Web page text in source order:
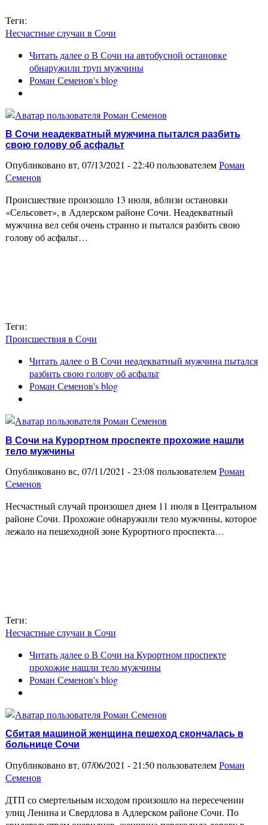
Теги:
Несчастные случаи в Сочи
Читать далеео В Сочи на автобусной остановке
обнаружили труп мужчины
Роман Семенов's blog
В Сочи неадекватный мужчина пытался разбить
свою голову об асфальт
Опубликовано вт, 07/13/2021 - 22:40 пользователемРоман
Семенов
Происшествие произошло 13 июля, вблизи остановки
«Сельсовет», в Адлерском районе Сочи. Неадекватный
мужчина вел себя очень странно и пытался разбить свою
голову об асфальт…
Теги:
Происшествия в Сочи
Читать далеео В Сочи неадекватный мужчина пытался
разбить свою голову об асфальт
Роман Семенов's blog
В Сочи на Курортном проспекте прохожие нашли
тело мужчины
Опубликовано вс, 07/11/2021 - 23:08 пользователемРоман
Семенов
Несчастный случай произошел днем 11 июля в Центральном
районе Сочи. Прохожие обнаружили тело мужчины, которое
лежало на пешеходной зоне Курортного проспекта…
Теги:
Несчастные случаи в Сочи
Читать далеео В Сочи на Курортном проспекте
прохожие нашли тело мужчины
Роман Семенов's blog
Сбитая машиной женщина пешеход скончалась в
больнице Сочи
Опубликовано вт, 07/06/2021 - 21:50 пользователемРоман
Семенов
ДТП со смертельным исходом произошло на пересечении
улиц Ленина и Свердлова в Адлерском районе Сочи. По